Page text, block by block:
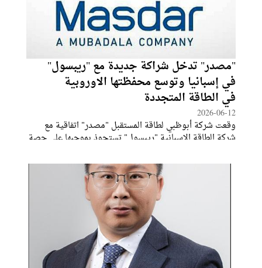
"مصدر" تدخل شراكة جديدة مع "ريبسول"
في إسبانيا وتوسع محفظتها الاوروبية
في الطاقة المتجددة
2026-06-12
وقعت شركة أبوظبي لطاقة المستقبل "مصدر" اتفاقية مع
شركة الطاقة الإسبانية "ريبسول" تستحوذ بموجبها على حصة
في إسبانيا، في صفقة قُدّرت قيمتها بنحو 3.62 مليار درهم، أي